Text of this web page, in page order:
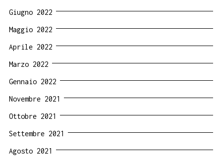
Giugno 2022
Maggio 2022
Aprile 2022
Marzo 2022
Gennaio 2022
Novembre 2021
Ottobre 2021
Settembre 2021
Agosto 2021